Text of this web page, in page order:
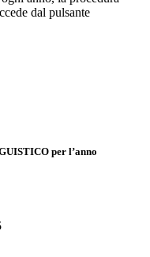
dal pulsante
per l’anno